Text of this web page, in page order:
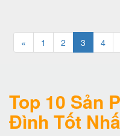
« 1 2 3 4
Top 10 Sản
Đình Tốt